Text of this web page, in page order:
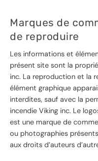
Marques de
de reproduire
Les informations et
présent site sont la
inc. La reproduction et la
élément graphique
interdites, sauf avec la
incendie Viking inc. Le
est une marque de
ou photographies
aux droits d’auteurs